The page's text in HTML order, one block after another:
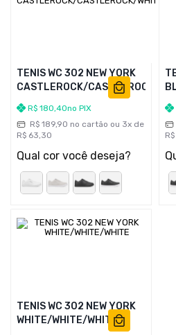
TENIS WC 302 NEW YORK
CASTLEROCK/CASTLEROCK/
R$ 180,40no PIX
R$ 189,90 no cartão ou 3x de
R$ 63,30
Qual cor você deseja?
R$
TENIS WC 302 NEW YORK
WHITE/WHITE/WHITE